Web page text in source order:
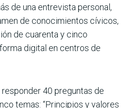
de una entrevista personal,
de conocimientos cívicos,
de cuarenta y cinco
digital en centros de
40 preguntas de
temas: “Principios y valores